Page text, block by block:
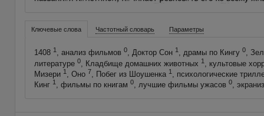
Ключевые слова Частотный словарь Параметры
1408 1 , анализ фильмов 0, Доктор Сон 1 , драмы по Кингу 0,
литературе 0, Кладбище домашних животных 1, культовые
Мизери 1, Оно 7, Побег из Шоушенка 1, психологические
Кинг 1 , фильмы по книгам 0, лучшие фильмы ужасов 0,